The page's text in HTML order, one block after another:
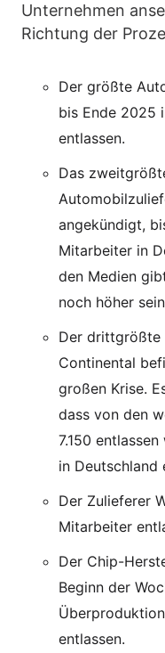
Unternehmen
Richtung der
Der größte
bis Ende 2025
entlassen.
Das
angekündigt,
Mitarbeiter in
den Medien
noch höher
Der drittgrößte
Continental
großen Krise.
dass von den
7.150
in Deutschland
Der Zulieferer
Mitarbeiter
Der Chip-
Beginn der
entlassen.